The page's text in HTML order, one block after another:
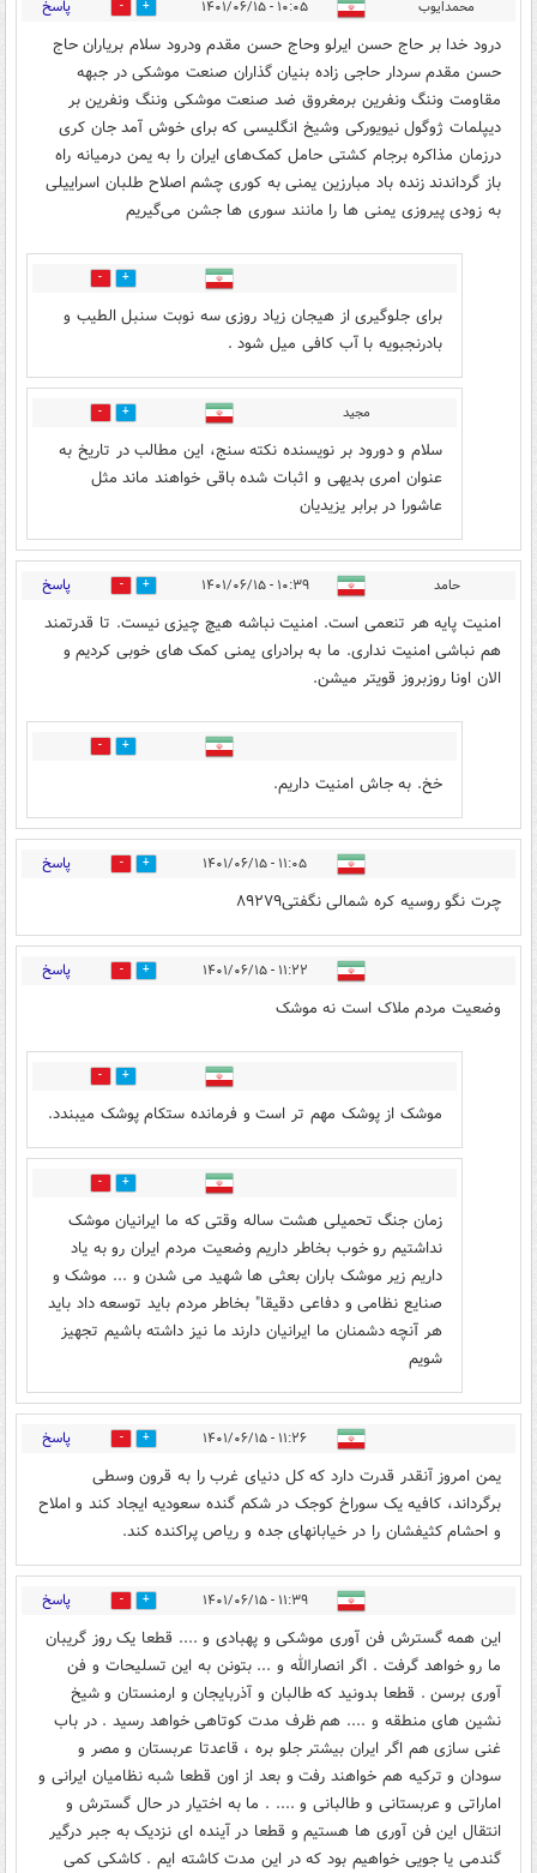
محمدایوب ۱۰:۰۵ - ۱۴۰۱/۰۶/۱۵ 12 پاسخ
درود خدا بر حاج حسن ایرلو وحاج حسن مقدم ودرود سلام بریاران حاج
حسن مقدم سردار حاجی زاده بنیان گذاران صنعت موشکی در جبهه
مقاومت وننگ ونفرین برمغروق ضد صنعت موشکی وننگ ونفرین بر
دیپلمات ژوگول نیویورکی وشیخ انگلیسی که برای خوش آمد جان کری
درزمان مذاکره برجام کشتی حامل کمک‌های ایران را به یمن درمیانه راه
باز گرداندند زنده باد مبارزین یمنی به کوری چشم اصلاح طلبان اسراییلی
به زودی پیروزی یمنی ها را مانند سوری ها جشن می‌گیریم
4
برای جلوگیری از هیجان زیاد روزی سه نوبت سنبل الطیب و
بادرنجبویه با آب کافی میل شود .
مجید 2
سلام و دورود بر نویسنده نکته سنج، این مطالب در تاریخ به
عنوان امری بدیهی و اثبات شده باقی خواهند ماند مثل
عاشورا در برابر یزیدیان
حامد ۱۰:۳۹ - ۱۴۰۱/۰۶/۱۵ 8 پاسخ
امنیت پایه هر تنعمی است. امنیت نباشه هیچ چیزی نیست. تا قدرتمند
هم نباشی امنیت نداری. ما به برادرای یمنی کمک های خوبی کردیم و
الان اونا روزبروز قویتر میشن.
2
خخ. به جاش امنیت داریم.
۱۱:۰۵ - ۱۴۰۱/۰۶/۱۵ 0 پاسخ
چرت نگو روسیه کره شمالی نگفتی۸۹۲۷۹
۱۱:۲۲ - ۱۴۰۱/۰۶/۱۵ 9 پاسخ
وضعیت مردم ملاک است نه موشک
5
موشک از پوشک مهم تر است و فرمانده ستکام پوشک میبندد.
3
زمان جنگ تحمیلی هشت ساله وقتی که ما ایرانیان موشک
نداشتیم رو خوب بخاطر داریم وضعیت مردم ایران رو به یاد
داریم زیر موشک باران بعثی ها شهید می شدن و ... موشک و
صنایع نظامی و دفاعی دقیقا" بخاطر مردم باید توسعه داد باید
هر آنچه دشمنان ما ایرانیان دارند ما نیز داشته باشیم تجهیز
شویم
۱۱:۲۶ - ۱۴۰۱/۰۶/۱۵ 3 پاسخ
یمن امروز آنقدر قدرت دارد که کل دنیای غرب را به قرون وسطی
برگرداند، کافیه یک سوراخ کوجک در شکم گنده سعودیه ایجاد کند و املاح
و احشام کثیفشان را در خیابانهای جده و ریاص پراکنده کند.
۱۱:۳۹ - ۱۴۰۱/۰۶/۱۵ 2 پاسخ
این همه گسترش فن آوری موشکی و پهبادی و .... قطعا یک روز گریبان
ما رو خواهد گرفت . اگر انصارالله و ... بتونن به این تسلیحات و فن
آوری برسن . قطعا بدونید که طالبان و آذربایجان و ارمنستان و شیخ
نشین های منطقه و .... هم ظرف مدت کوتاهی خواهد رسید . در باب
غنی سازی هم اگر ایران بیشتر جلو بره ، قاعدتا عربستان و مصر و
سودان و ترکیه هم خواهند رفت و بعد از اون قطعا شبه نظامیان ایرانی و
اماراتی و عربستانی و طالبانی و .... . ما به اختیار در حال گسترش و
انتقال این فن آوری ها هستیم و قطعا در آینده ای نزدیک به جبر درگیر
گندمی یا جویی خواهیم بود که در این مدت کاشته ایم . کاشکی کمی